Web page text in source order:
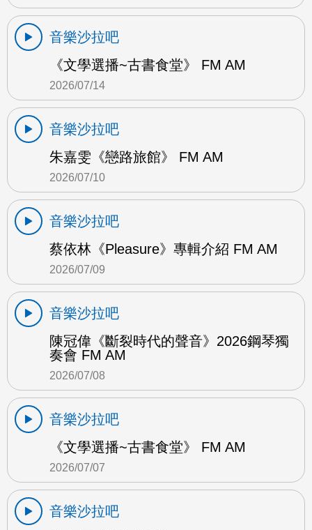
音樂沙拉吧
《文學選播~古書食堂》 FM AM
2026/07/14
音樂沙拉吧
朱嘉雯《戀路旅館》 FM AM
2026/07/10
音樂沙拉吧
蔡依林《Pleasure》專輯介紹 FM AM
2026/07/09
音樂沙拉吧
陳冠偉《斷裂時代的聲音》2026鋼琴獨
奏會 FM AM
2026/07/08
音樂沙拉吧
《文學選播~古書食堂》 FM AM
2026/07/07
音樂沙拉吧